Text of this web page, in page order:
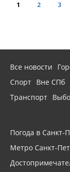
1 2 3
Все новости
Спорт Вне СПб
Транспорт
Погода в Санкт-
Метро Санкт-